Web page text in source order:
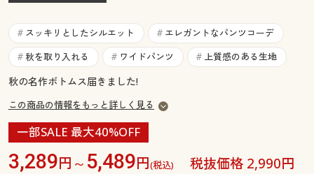
お気に入り
サポート
よくある質問とお問い合わせ
ご利用ガイド
よくある質問とお問い合わせ
# スッキリとしたシルエット # エレガントなパンツコーデ
# 秋を取り入れる # ワイドパンツ # 上質感のある生地
秋の名作ボトムス届きました!
この商品の情報をもっと詳しく見る
一部SALE 最大40%OFF
3,289円～ 5,489円(税込)
税抜価格 2,990円